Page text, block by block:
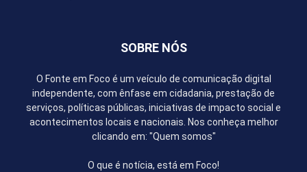
SOBRE NÓS
O Fonte em Foco é um veículo de comunicação digital
independente, com ênfase em cidadania, prestação de
serviços, políticas públicas, iniciativas de impacto social e
acontecimentos locais e nacionais. Nos conheça melhor
clicando em: "Quem somos"
O que é notícia, está em Foco!